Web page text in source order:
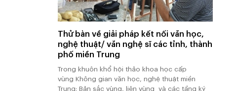
Thử bàn về giải pháp kết nối văn học,
nghệ thuật/ văn nghệ sĩ các tỉnh, thành
phố miền Trung
Trong khuôn khổ hội thảo khoa học cấp
vùng Không gian văn học, nghệ thuật miền
Trung: Bản sắc vùng, liên vùng và các tầng ký